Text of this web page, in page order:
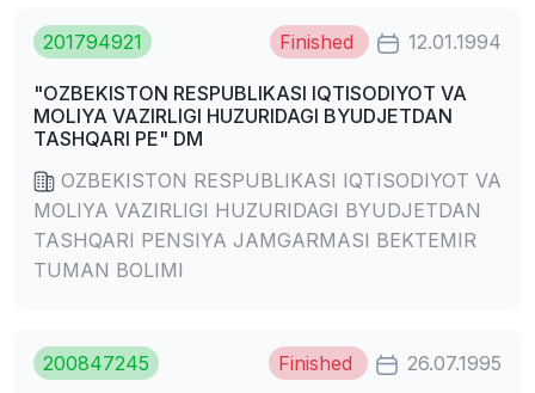
201794921 Finished 12.01.1994
"OZBEKISTON RESPUBLIKASI IQTISODIYOT VA
MOLIYA VAZIRLIGI HUZURIDAGI BYUDJETDAN
TASHQARI PE" DM
OZBEKISTON RESPUBLIKASI IQTISODIYOT VA
MOLIYA VAZIRLIGI HUZURIDAGI BYUDJETDAN
TASHQARI PENSIYA JAMGARMASI BEKTEMIR
TUMAN BOLIMI
200847245 Finished 26.07.1995